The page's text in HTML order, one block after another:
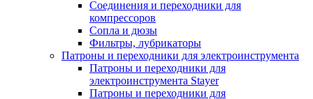
Соединения и переходники для
компрессоров
Сопла и дюзы
Фильтры, лубрикаторы
Патроны и переходники для электроинструмента
Патроны и переходники для
электроинструмента Stayer
Патроны и переходники для